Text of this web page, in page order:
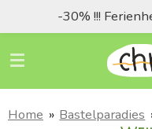
Hauptinhalt
springen
-30% !!!
Home » Bastelparadies